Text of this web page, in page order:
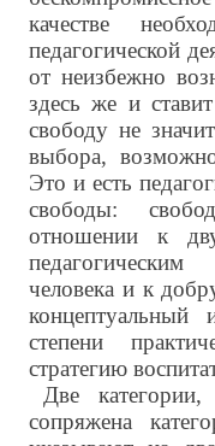
качестве
педагогической
от неизбежно
здесь же и
свободу не
выбора,
Это и есть
свободы:
отношении к
человека и к
степени
стратегию
Две
сопряжена